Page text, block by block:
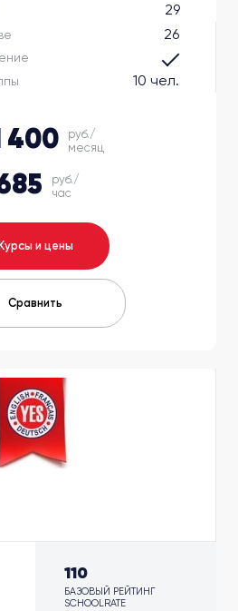
29
26
10 чел.
400
руб./
месяц
руб./
час
Курсы и цены
Сравнить
110
БАЗОВЫЙ РЕЙТИНГ
SCHOOLRATE